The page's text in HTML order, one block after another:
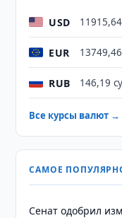
USD
EUR
RUB 146,19
Все курсы валют →
САМОЕ
Сенат одобрил